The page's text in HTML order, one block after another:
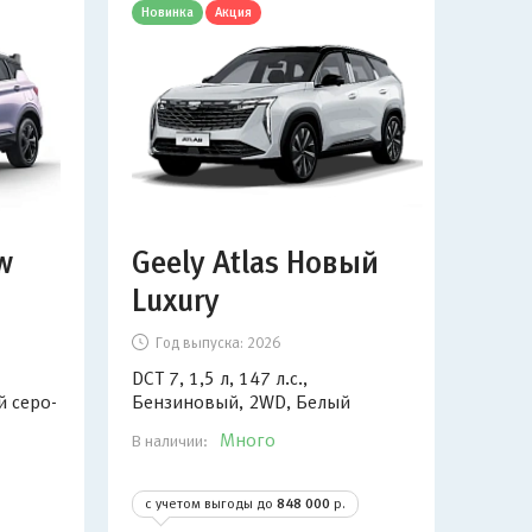
серо-
Новинка Акция
Geely Atlas Новый
Luxury
Год выпуска: 2026
DCT 7, 1,5 л, 147 л.с.,
Бензиновый, 2WD, Белый
В наличии: Много
с учетом выгоды до 848 000 р.